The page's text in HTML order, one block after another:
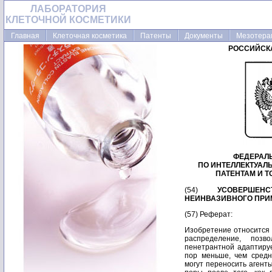
ЛАБОРАТОРИЯ
КЛЕТОЧНОЙ КОСМЕТИКИ
Главная Клеточная косметика Патенты Документы
ПО
ПАТЕНТАМ И
(54)
НЕИНВАЗИВНОГО
(57) Реферат:
Изобретение относится к области медицины. Препарат, имеющий молекулярное распределение, позволяющее проникать в поры барьера вследствие пенетрантной адаптируемости несмотря на то, что средний диаметр указанных пор меньше, чем средний диаметр пенетранта, при условии, что пенетранты могут переносить агенты или, иначе, способствуют проникновению агентов через поры после того, как пенетранты проникли в поры, препарат содержит по меньшей мере один модификатор вязкости в количестве, которое повышает вязкость рецептуры до максимально 5 нм/с, так что становится возможным наносить на поверхность аппликации и удерживать на ней; и/или по меньшей мере один антиоксидант в количестве, которое повышает окислительный индекс до менее 100% за 6 месяцев; и/или по меньшей мере одно бактерицидное средство в количестве, которое уменьшает число бактерий с 1 млн микроорганизмов, добавляемых на 1 г общей массы препарата, до менее 100 в случае аэробных бактерий, до менее 10 в случае энтеробактерий и до менее 1 в случае Pseudomonas aeruginosa или Staphilococcus aureus, за 4 дня. Изобретение обеспечивает длительность хранения препарата без изменения его свойств, возможность аппликаций. 6 с. и 43 з.п.ф-лы, 3 табл., 9 ил. Изобретение относится к рецептурам, содержащим молекулярные структуры, которые вследствие своей проникающей адаптируемости способны проникать в поры барьера, несмотря на то, что средний диаметр указанных пор меньше, чем средний диаметр пенетрантных (проникающих) веществ. Проникающие вещества могут переносить агенты или, иначе, делать возможным просачивание (проникновение) агента через поры после того, как указанные проникающие вещества вошли в указанные поры. Изобретение, в частности, относится к новым добавкам к указанным рецептурам, таким как компоненты для создания (нужной) консистенции, антиоксиданты или бактерицидные средства. Кроме того, оно относится к приготовлению и применению таких рецептур, в которых агент выбирают из кортикостероидов. Наконец, оно относится к способу приготовления всех таких рецептур (препаратов). Эффективность действия любого лекарственного препарата является функцией многих параметров, для которой собственная эффективность, кинетика аккумуляции, а также удаления лекарственного вещества - все играет роль. В то время как первый параметр полностью определяется химическим составом лекарственного вещества, последние два параметра чувствительны к галеновым характеристикам рецептуры агента и также зависят от места и скорости введения агента. Выбор правильного способа и вида применения лекарственного вещества является, следовательно, таким же важным, как определение правильного агента - в медицине, а также в фармацевтической промышленности. Например, если нанесенное на кожу лекарственное средство неспособно пройти в и/или через кожный барьер, такой лекарственный препарат